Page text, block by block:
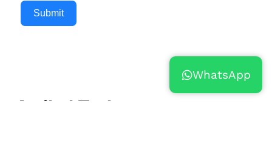
Submit
Artikel Terbaru
WhatsApp